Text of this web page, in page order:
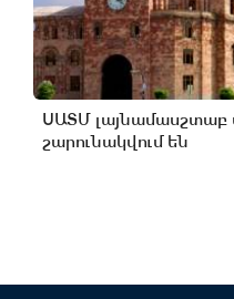
ՍԱՏՄ լայնամասշտաբ
շարունակվում են